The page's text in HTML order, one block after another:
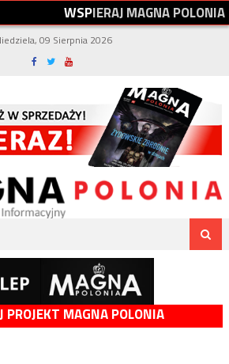
WSPIERAJMAGNAPOLONIA
09 Sierpnia 2026
PROJEKT MAGNA POLONIA